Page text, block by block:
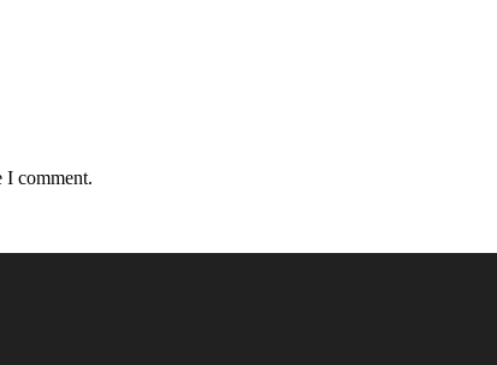
I comment.